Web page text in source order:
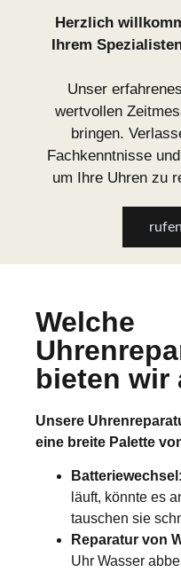
Herzlich
Ihrem
Unser
wertvollen
bringen.
Fachkenntnisse
um Ihre Uhren zu
Welche
bieten wir
Unsere
eine breite Palette
Batteriewechsel
läuft, könnte es
tauschen sie
Reparatur von
Uhr Wasser